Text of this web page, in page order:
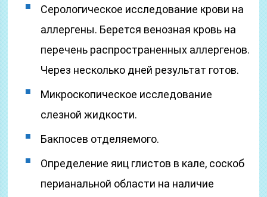
Серологическое исследование крови на
аллергены. Берется венозная кровь на
перечень распространенных аллергенов.
Через несколько дней результат готов.
Микроскопическое исследование
слезной жидкости.
Бакпосев отделяемого.
Определение яиц глистов в кале, соскоб
перианальной области на наличие